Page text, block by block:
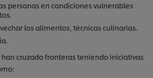
personas en condiciones vulnerables
los alimentos, técnicas culinarias.
han cruzado fronteras teniendo iniciativas
: